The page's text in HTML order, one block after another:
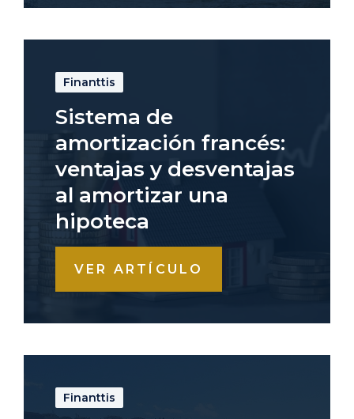
Finanttis
Sistema de
amortización francés:
ventajas y desventajas
al amortizar una
hipoteca
VER ARTÍCULO
Finanttis